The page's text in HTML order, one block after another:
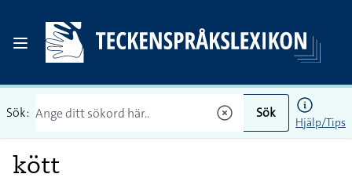
Sök: Sök
Hjälp/Tips
kött